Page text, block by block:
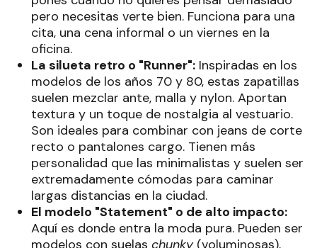
pero necesitas verte bien. Funciona para una
cita, una cena informal o un viernes en la
oficina.
La silueta retro o "Runner": Inspiradas en los
modelos de los años 70 y 80, estas zapatillas
suelen mezclar ante, malla y nylon. Aportan
textura y un toque de nostalgia al vestuario.
Son ideales para combinar con jeans de corte
recto o pantalones cargo. Tienen más
personalidad que las minimalistas y suelen ser
extremadamente cómodas para caminar
largas distancias en la ciudad.
El modelo "Statement" o de alto impacto:
Aquí es donde entra la moda pura. Pueden ser
modelos con suelas chunky(voluminosas),